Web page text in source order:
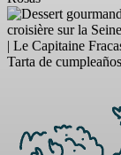
Tarta de cumpleaños